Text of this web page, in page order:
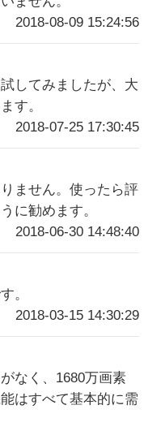
2018-08-09 15:24:56
してみましたが、大
す。
2018-07-25 17:30:45
ません。使ったら評
に勧めます。
2018-06-30 14:48:40
。
2018-03-15 14:30:29
なく、1680万画素
はすべて基本的に需